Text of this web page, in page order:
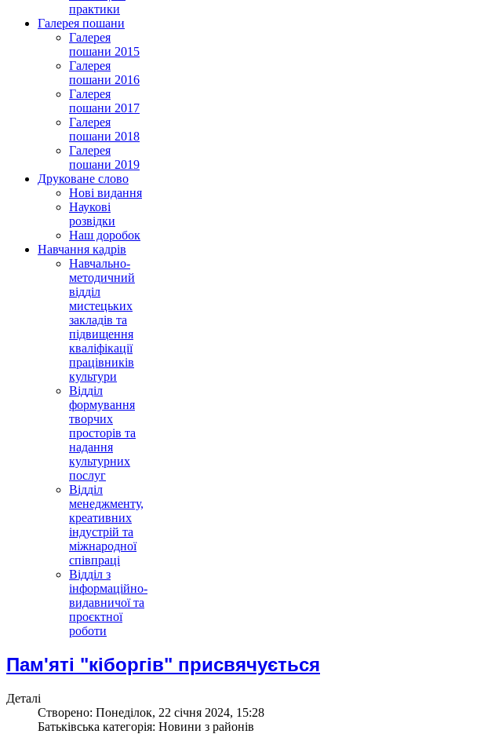
практики
Галерея пошани
Галерея
пошани 2015
Галерея
пошани 2016
Галерея
пошани 2017
Галерея
пошани 2018
Галерея
пошани 2019
Друковане слово
Нові видання
Наукові
розвідки
Наш доробок
Навчання кадрів
Навчально-
методичний
відділ
мистецьких
закладів та
підвищення
кваліфікації
працівників
культури
Відділ
формування
творчих
просторів та
надання
культурних
послуг
Відділ
менеджменту,
креативних
індустрій та
міжнародної
співпраці
Відділ з
інформаційно-
видавничої та
проєктної
роботи
Пам'яті "кіборгів" присвячується
Деталі
Створено: Понеділок, 22 січня 2024, 15:28
Батьківська категорія: Новини з районів